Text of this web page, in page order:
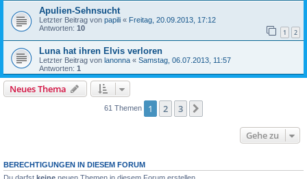
Apulien-Sehnsucht
Letzter Beitrag von papili « Freitag, 20.09.2013, 17:12
Antworten: 10 1 2
Luna hat ihren Elvis verloren
Letzter Beitrag von lanonna « Samstag, 06.07.2013, 11:57
Antworten: 1
Neues Thema
61 Themen 1 2 3
Gehe zu
BERECHTIGUNGEN IN DIESEM FORUM